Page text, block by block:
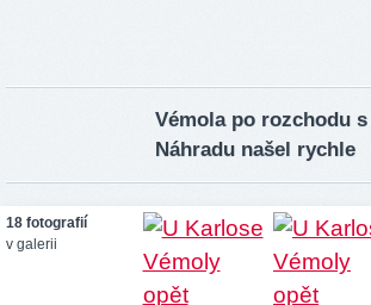
Vémola po rozchodu
Náhradu našel rychle
18 fotografií
v galerii